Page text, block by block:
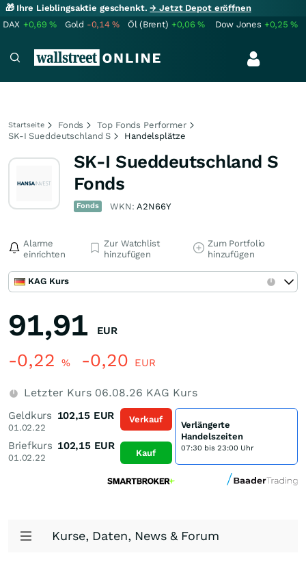
🎁 Ihre Lieblingsaktie geschenkt.→ Jetzt Depot eröffnen
DAX +0,69% Gold -0,14% Öl (Brent) +0,06% Dow Jones +0,25%
Startseite Fonds
Top Fonds Performer
SK-I Sueddeutschland S
Handelsplätze
SK-I Sueddeutschland S
Fonds
Fonds WKN:A2N66Y
Alarme
einrichten
Zur Watchlist
hinzufügen
Zum Portfolio
hinzufügen
KAG Kurs
91,91 EUR
-0,22 % -0,20 EUR
Letzter Kurs 06.08.26 KAG Kurs
Geldkurs
01.02.22
102,15 EUR
Briefkurs
01.02.22
102,15 EUR
Verkauf
Kauf
Verlängerte
Handelszeiten
07:30 bis 23:00 Uhr
Kurse, Daten, News & Forum